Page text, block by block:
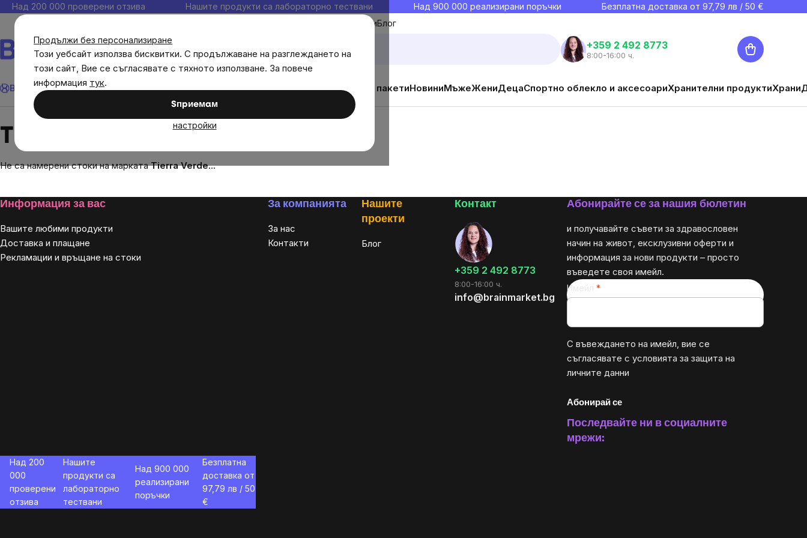
Продължи без персонализиране
Този уебсайт използва бисквитки. С продължаване на разглеждането на
този сайт, Вие се съгласявате с тяхното използване. За повече
информация тук.
Sпpиeмaм
настройки
Прескочи
към
съдържанието
Над 200 000 проверени отзива Нашите продукти са лабораторно тествани Над 900 000 реализирани поръчки Безплатна доставка от 97,79 лв / 50 €
Моите любимиБлог
+359 2 492 8773
8:00-16:00 ч.
Количка
Brainmax Имунитет Акции💪 WomenPowerЦелиДиетични добавкиИзгодни пакетиНовиниМъжеЖениДецаСпортно облекло и аксесоариХранителни продуктиХрани
Tierra Verde
Не са намерени стоки на маркатаTierra Verde...
Footer
Информация за вас
Вашите любими продукти
Доставка и плащане
Рекламации и връщане на стоки
За компанията
За нас
Контакти
Нашите
проекти
Блог
Контакт
+359 2 492 8773
8:00-16:00 ч.
info@brainmarket.bg
Абонирайте се за нашия бюлетин
и получавайте съвети за здравословен
начин на живот, ексклузивни оферти и
информация за нови продукти – просто
въведете своя имейл.
Имейл
С въвеждането на имейл, вие се
съгласявате с условията за защита на
личните данни
Абонирай се
Последвайте ни в социалните
мрежи:
Над 200
000
проверени
отзива
Нашите
продукти са
лабораторно
тествани
Над 900 000
реализирани
поръчки
Безплатна
доставка от
97,79 лв / 50
€